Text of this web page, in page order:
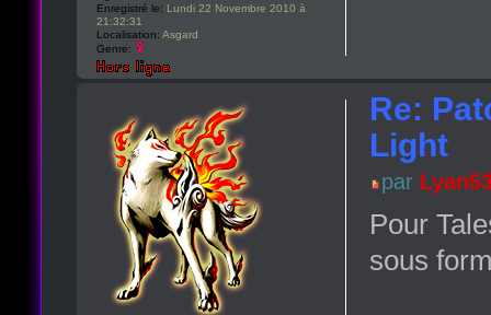
Enregistré le: Lundi 22 Novembre 2010 à
21:32:31
Localisation: Asgard
Genre:
Re:
Light
par
Pour
sous